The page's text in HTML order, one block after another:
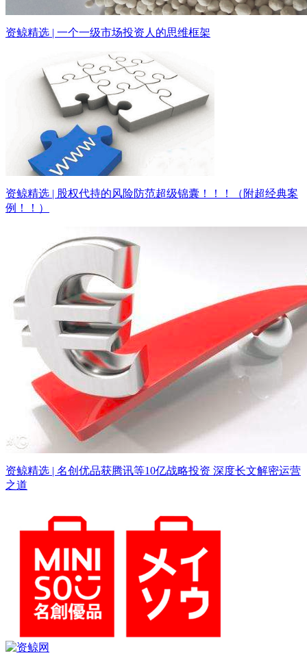
资鲸精选 | 一个一级市场投资人的思维框架
资鲸精选 | 股权代持的风险防范超级锦囊！！！（附超经典案
例！！）
资鲸精选 | 名创优品获腾讯等10亿战略投资 深度长文解密运营
之道